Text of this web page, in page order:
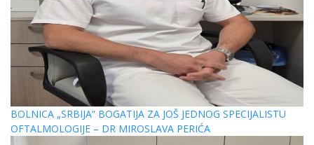
BOLNICA „SRBIJA“ BOGATIJA ZA JOŠ JEDNOG SPECIJALISTU
OFTALMOLOGIJE – DR MIROSLAVA PERIĆA